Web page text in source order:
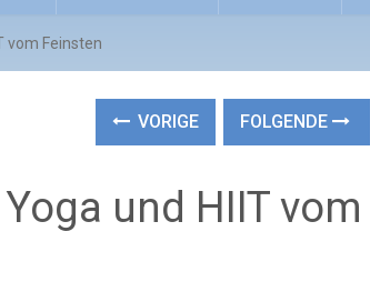
vom Feinsten
VORIGE FOLGENDE
und HIIT vom